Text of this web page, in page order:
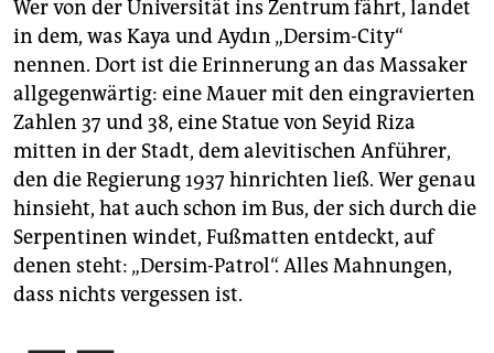
HeuteNoch immer tut sich die CHP schwer, ihre
Verantwortung für das Massaker anzuerkennen. 2009
sprach zwar erstmals ein türkischer Regierungschef,
Recep Tayyip Erdoğan, von einem „Massaker“ – doch
eher als politisches Wahlkampfmanöver. Für viele Ale­
vit:in­nen bleibt Dersim damit ein doppeltes Trauma:
Gewalt in der Vergangenheit und fehlende
Anerkennung in der Gegenwart.
Wer von der Universität ins Zentrum fährt, landet
in dem, was Kaya und Aydın „Dersim-City“
nennen. Dort ist die Erinnerung an das Massaker
allgegenwärtig: eine Mauer mit den eingravierten
Zahlen 37 und 38, eine Statue von Seyid Riza
mitten in der Stadt, dem alevitischen Anführer,
den die Regierung 1937 hinrichten ließ. Wer genau
hinsieht, hat auch schon im Bus, der sich durch die
Serpentinen windet, Fußmatten entdeckt, auf
denen steht: „Dersim-Patrol“. Alles Mahnungen,
dass nichts vergessen ist.